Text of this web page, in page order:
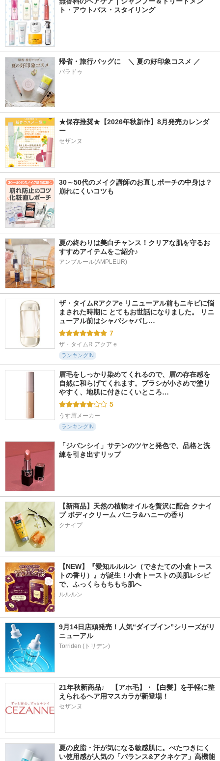
ト・アウトバス・スタイリング
帰省・旅行バッグに　＼ 夏の好印象コスメ ／
パラドゥ
★保存推奨★【2026年秋新作】8月発売カレンダ
ー
セザンヌ
30～50代のメイク講師のお直しポーチの中身は？
崩れにくいコツも
夏の終わりは美白チャンス！クリアな肌を守るお
すすめアイテムをご紹介♪
アンプルール(AMPLEUR)
ザ・タイムRアクアe リニューアル前もニキビに悩
まされた時期に とてもお世話になりました。 リニ
ューアル前はシャバシャバし…
7
ザ・タイムR アクア e
ランキングIN
眉毛をしっかり染めてくれるので、眉の存在感を
自然に和らげてくれます。ブラシが小さめで塗り
やすく、地肌に付きにくいところ…
5
うす眉メーカー
ランキングIN
「ジバンシイ」サテンのツヤと発色で、品格と洗
練を引き出すリップ
【新商品】天然の植物オイルを贅沢に配合 クナイ
プ ボディクリーム バニラ&ハニーの香り
クナイプ
【NEW】『愛知ルルルン（できたての小倉トース
トの香り）』が誕生！小倉トーストの美肌レシピ
で、ふっくらもちもち肌へ
ルルルン
9月14日店頭発売！人気“ダイブイン”シリーズがリ
ニューアル
21年秋新商品♪　【アホ毛】・【白髪】を手軽に整
えられるヘア用マスカラが新登場！
セザンヌ
夏の皮脂・汗が気になる敏感肌に。べたつきにく
い使用感が人気の「バランス&アクネケア」高機能